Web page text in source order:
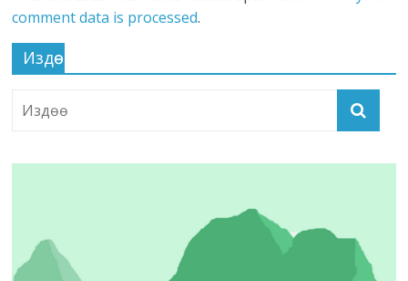
comment data is processed.
Издөө